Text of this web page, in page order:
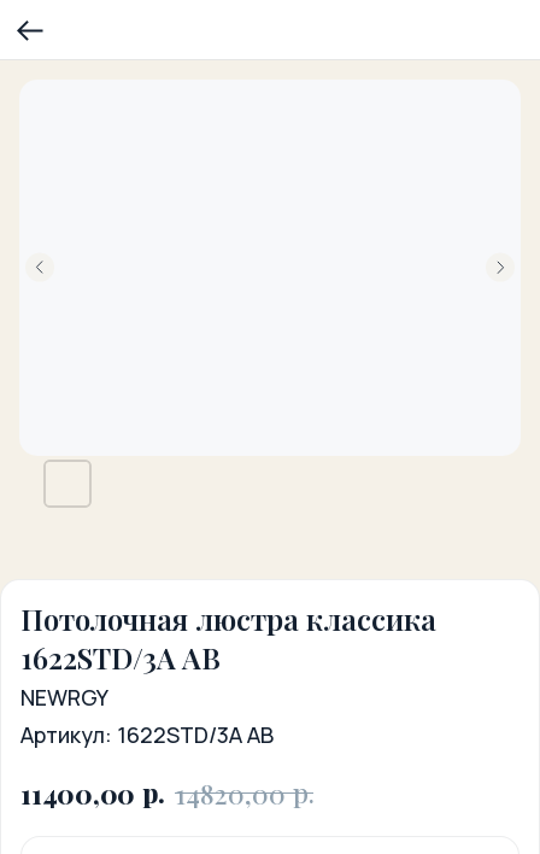
Потолочная люстра классика
1622STD/3A AB
NEWRGY
Артикул: 1622STD/3A AB
11400,00 р. 14820,00 р.